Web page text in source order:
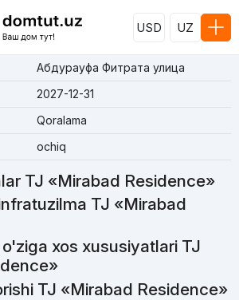
USD UZ
Абдурауфа Фитрата улица
2027-12-31
Qoralama
ochiq
TJ «Mirabad Residence»
TJ «Mirabad
xos xususiyatlari TJ
TJ «Mirabad Residence»